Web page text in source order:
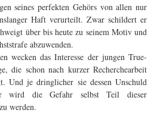
seines perfekten Gehörs von allen nur
Haft verurteilt. Zwar schildert er
über bis heute zu seinem Motiv und
abzuwenden.
wecken das Interesse der jungen True-
die schon nach kurzer Recherchearbeit
Und je dringlicher sie dessen Unschuld
wird die Gefahr selbst Teil dieser
werden.